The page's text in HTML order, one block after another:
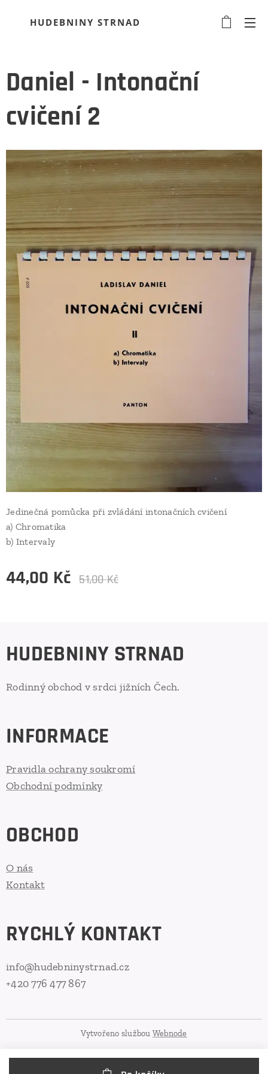
HUDEBNINY STRNAD
Daniel - Intonační
cvičení 2
Jedinečná pomůcka při zvládání intonačních cvičení
a) Chromatika
b) Intervaly
44,00 Kč 51,00Kč
HUDEBNINY STRNAD
Rodinný obchod v srdci jižních Čech.
INFORMACE
Pravidla ochrany soukromí
Obchodní podmínky
OBCHOD
O nás
Kontakt
RYCHLÝ KONTAKT
info@hudebninystrnad.cz
+420 776 477 867
Vytvořeno službou Webnode